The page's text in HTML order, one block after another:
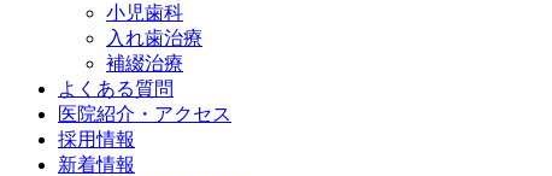
小児歯科
入れ歯治療
補綴治療
よくある質問
医院紹介・アクセス
採用情報
新着情報